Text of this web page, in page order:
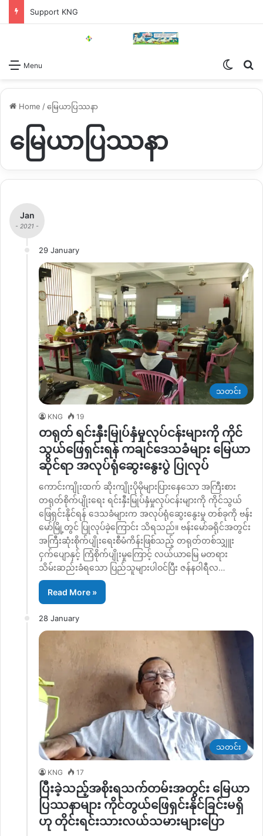
Support KNG
Menu
Home /မြေယာပြဿနာ
မြေယာပြဿနာ
Jan
- 2021 -
29 January
သတင်း
KNG 19
တရုတ် ရင်းနှီးမြုပ်နှံမှုလုပ်ငန်းများကို ကိုင်
သွယ်ဖြေရှင်းရန် ကချင်ဒေသခံများ မြေယာ
ဆိုင်ရာ အလုပ်ရုံဆွေးနွေးပွဲ ပြုလုပ်
ကောင်းကျိုးထက် ဆိုးကျိုးပိုမိုများပြားနေသော အကြီးစား
တရုတ်စိုက်ပျိုးရေး ရင်းနှီးမြုပ်နှံမှုလုပ်ငန်းများကို ကိုင်သွယ်
ဖြေရှင်းနိုင်ရန် ဒေသခံများက အလုပ်ရုံဆွေးနွေးမှု တစ်ခုကို ဗန်း
မော်မြို့တွင် ပြုလုပ်ခဲ့ကြောင်း သိရသည်။ ဗန်းမော်ခရိုင်အတွင်း
အကြီးဆုံးစိုက်ပျိုးရေးစီမံကိန်းဖြစ်သည့် တရုတ်တစ်သျှူး
ငှက်ပျောနှင့် ကြံစိုက်ပျိုးမှုကြောင့် လယ်ယာမြေ မတရား
သိမ်းဆည်းခံရသော ပြည်သူများပါဝင်ပြီး ဇန်နဝါရီလ…
Read More »
28 January
သတင်း
KNG 17
ပြီးခဲ့သည့်အစိုးရသက်တမ်းအတွင်း မြေယာ
ပြဿနာများ ကိုင်တွယ်ဖြေရှင်းနိုင်ခြင်းမရှိ
ဟု တိုင်းရင်းသားလယ်သမားများပြော